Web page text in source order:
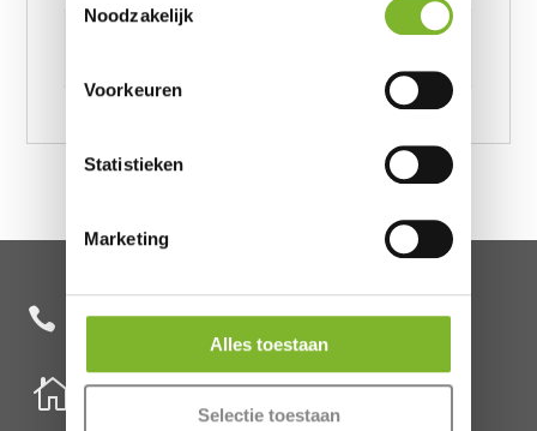
basis van uw gebruik van hun services.
Noodzakelijk
Voorkeuren
Statistieken
Marketing
Alles toestaan
Selectie toestaan
 +31 85 482 0020

Nederland
Schenkkade 50k